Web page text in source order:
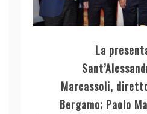
La
Marcassoli,
Bergamo; Paolo